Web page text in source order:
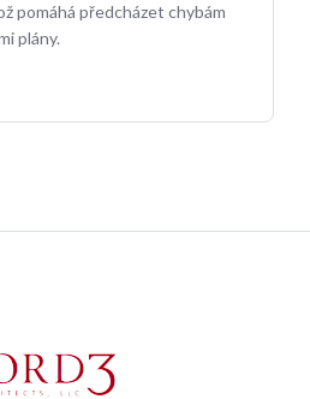
pomáhá předcházet chybám
plány.